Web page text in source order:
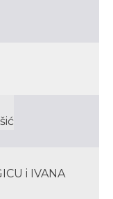
i IVANA